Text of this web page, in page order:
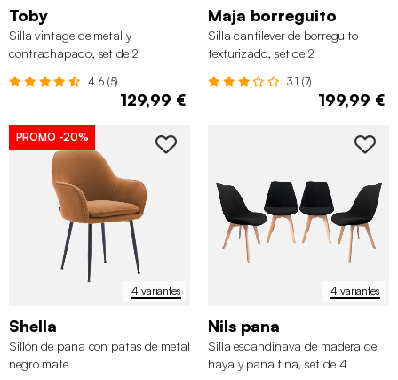
Toby
Silla vintage de metal y
contrachapado, set de 2
4.6 (5)
129,99 €
Maja borreguito
Silla cantilever de borreguito
texturizado, set de 2
3.1 (7)
199,99 €
4 variantes
PROMO -20%
Shella
Sillón de pana con patas de metal
negro mate
4 variantes
Nils pana
Silla escandinava de madera de
haya y pana fina, set de 4